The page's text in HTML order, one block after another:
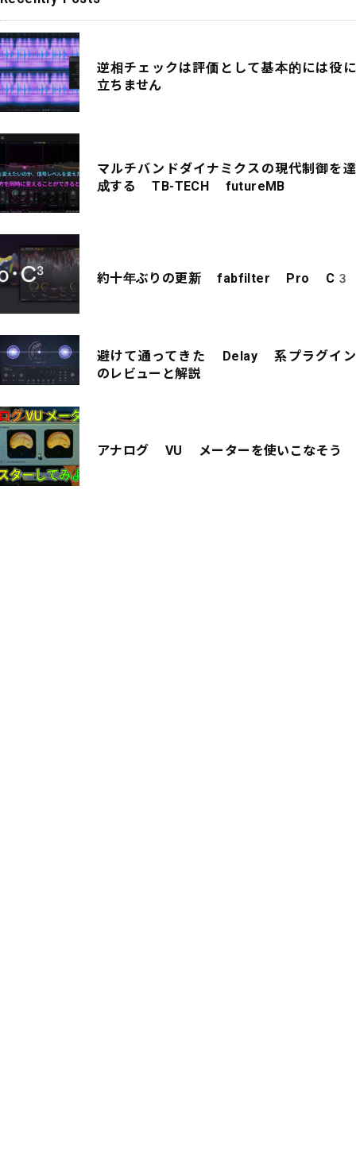
逆相チェックは評価として基本的には役に
立ちません
マルチバンドダイナミクスの現代制御を達
成する TB-TECH futureMB
約十年ぶりの更新 fabfilter Pro C3
避けて通ってきた Delay 系プラグイン
のレビューと解説
アナログ VU メーターを使いこなそう